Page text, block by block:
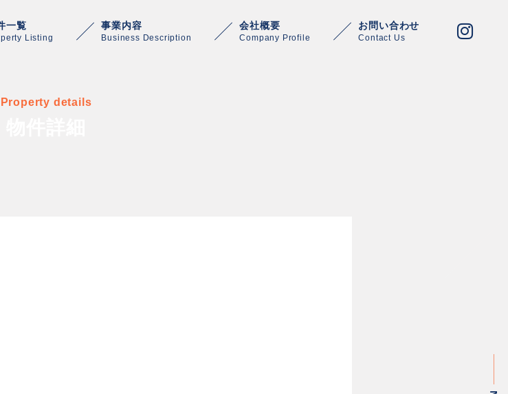
一覧
Listing
事業内容
Business Description
会社概要
Company Profile
お問い合わせ
Contact Us
Property details